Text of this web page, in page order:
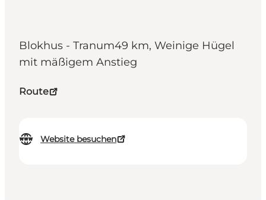
Blokhus - Tranum49 km, Weinige Hügel
mit mäßigem Anstieg
Route
Website besuchen